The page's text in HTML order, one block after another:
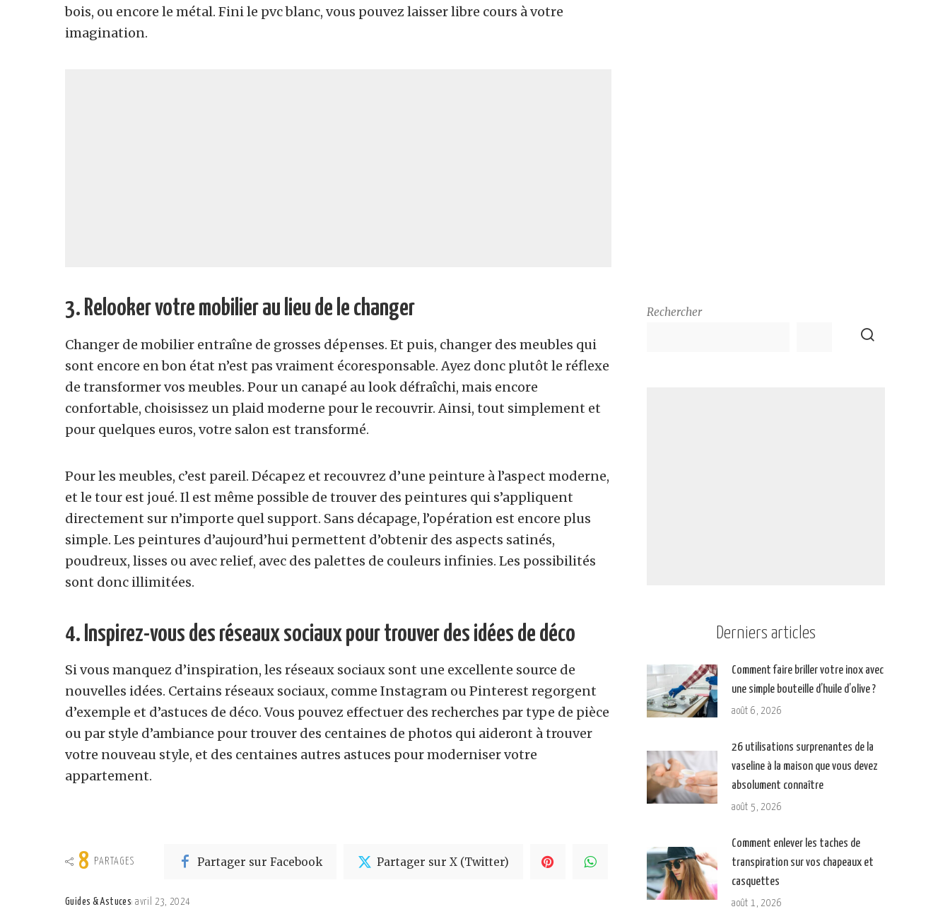
bois, ou encore le métal. Fini le pvc blanc, vous pouvez laisser libre cours à votre
imagination.
3. Relooker votre mobilier au lieu de le changer
Changer de mobilier entraîne de grosses dépenses. Et puis, changer des meubles qui
sont encore en bon état n’est pas vraiment écoresponsable. Ayez donc plutôt le réflexe
de transformer vos meubles. Pour un canapé au look défraîchi, mais encore
confortable, choisissez un plaid moderne pour le recouvrir. Ainsi, tout simplement et
pour quelques euros, votre salon est transformé.
Pour les meubles, c’est pareil. Décapez et recouvrez d’une peinture à l’aspect moderne,
et le tour est joué. Il est même possible de trouver des peintures qui s’appliquent
directement sur n’importe quel support. Sans décapage, l’opération est encore plus
simple. Les peintures d’aujourd’hui permettent d’obtenir des aspects satinés,
poudreux, lisses ou avec relief, avec des palettes de couleurs infinies. Les possibilités
sont donc illimitées.
4. Inspirez-vous des réseaux sociaux pour trouver des idées de déco
Si vous manquez d’inspiration, les réseaux sociaux sont une excellente source de
nouvelles idées. Certains réseaux sociaux, comme Instagram ou Pinterest regorgent
d’exemple et d’astuces de déco. Vous pouvez effectuer des recherches par type de pièce
ou par style d’ambiance pour trouver des centaines de photos qui aideront à trouver
votre nouveau style, et des centaines autres astuces pour moderniser votre
appartement.
8 PARTAGES Partager sur Facebook Partager sur X (Twitter)
Guides & Astuces avril 23, 2024
Rechercher
Derniers articles
Comment faire briller votre inox avec
une simple bouteille d’huile d’olive ?
août 6, 2026
26 utilisations surprenantes de la
vaseline à la maison que vous devez
absolument connaître
août 5, 2026
Comment enlever les taches de
transpiration sur vos chapeaux et
casquettes
août 1, 2026